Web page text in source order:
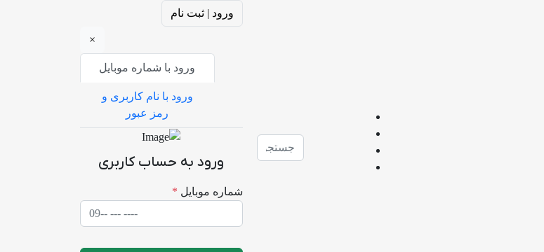
ورود | ثبت نام
×
ورود با شماره موبایل
ورود با نام کاربری و
رمز عبور
ورود به حساب کاربری
شماره موبایل *